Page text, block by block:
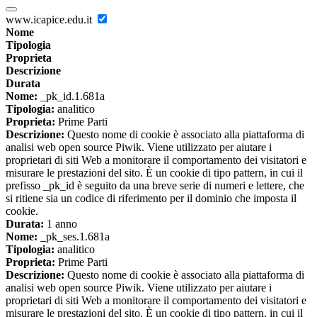
www.icapice.edu.it
Nome
Tipologia
Proprieta
Descrizione
Durata
Nome: _pk_id.1.681a
Tipologia: analitico
Proprieta: Prime Parti
Descrizione: Questo nome di cookie è associato alla piattaforma di
analisi web open source Piwik. Viene utilizzato per aiutare i
proprietari di siti Web a monitorare il comportamento dei visitatori e
misurare le prestazioni del sito. È un cookie di tipo pattern, in cui il
prefisso _pk_id è seguito da una breve serie di numeri e lettere, che
si ritiene sia un codice di riferimento per il dominio che imposta il
cookie.
Durata: 1 anno
Nome: _pk_ses.1.681a
Tipologia: analitico
Proprieta: Prime Parti
Descrizione: Questo nome di cookie è associato alla piattaforma di
analisi web open source Piwik. Viene utilizzato per aiutare i
proprietari di siti Web a monitorare il comportamento dei visitatori e
misurare le prestazioni del sito. È un cookie di tipo pattern, in cui il